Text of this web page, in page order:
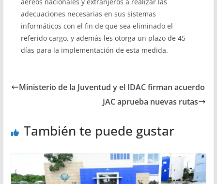
adecuaciones necesarias en sus sistemas
informáticos con el fin de que sea eliminado el
referido cargo, y además les otorga un plazo de 45
días para la implementación de esta medida.
Ministerio de la Juventud y el IDAC firman acuerdo
JAC aprueba nuevas rutas
También te puede gustar